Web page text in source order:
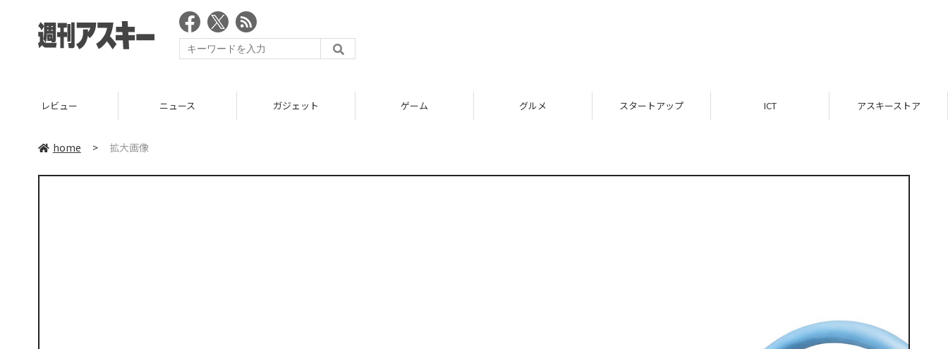
レビュー ニュース ガジェット ゲーム グルメ スタートアップ ICT アスキーストア
home > 拡大画像